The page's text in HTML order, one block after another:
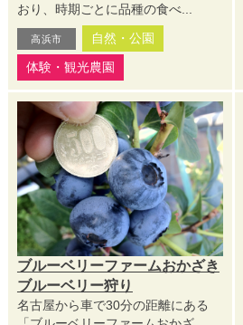
おり、時期ごとに品種の食べ...
高浜市
自然・公園
体験・観光農園
ブルーベリーファームおかざき
ブルーベリー狩り
名古屋から車で30分の距離にある